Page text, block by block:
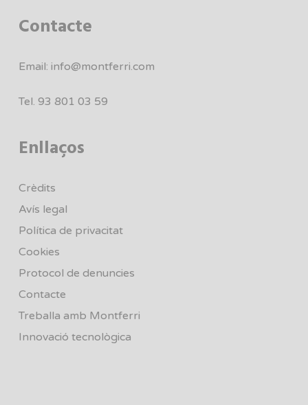
Contacte
Email: info@montferri.com
Tel. 93 801 03 59
Enllaços
Crèdits
Avís legal
Política de privacitat
Cookies
Protocol de denuncies
Contacte
Treballa amb Montferri
Innovació tecnològica